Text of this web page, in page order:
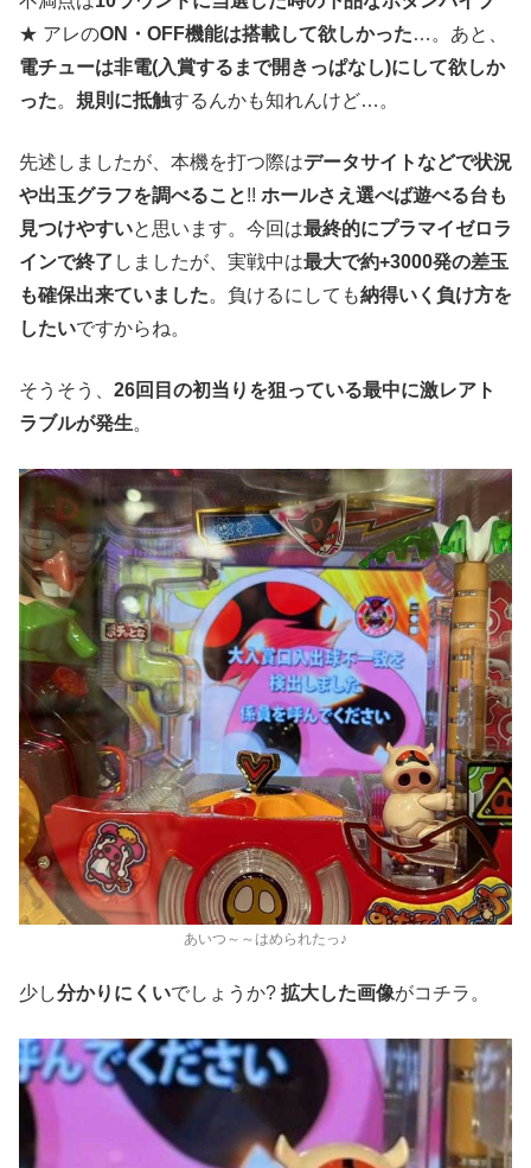
★ アレのON・OFF機能は搭載して欲しかった…。あと、
電チューは非電(入賞するまで開きっぱなし)にして欲しか
った。 規則に抵触するんかも知れんけど…。
先述しましたが、本機を打つ際はデータサイトなどで状況
や出玉グラフを調べること!! ホールさえ選べば遊べる台も
見つけやすいと思います。今回は最終的にプラマイゼロラ
インで終了 しましたが、実戦中は最大で約+3000発の差玉
も確保出来ていました。負けるにしても納得いく負け方を
したいですからね。
そうそう、 26回目の初当りを狙っている最中に激レアト
ラブルが発生。
あいつ～～はめられたっ♪
少し分かりにくいでしょうか? 拡大した画像がコチラ。